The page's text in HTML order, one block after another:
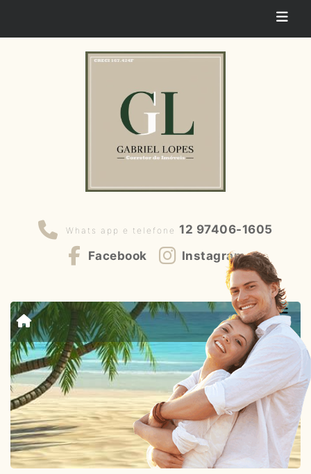
Whats app e telefone 12 97406-1605
Facebook
Instagram